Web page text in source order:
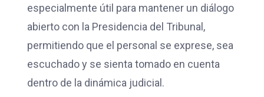
especialmente útil para mantener un diálogo
abierto con la Presidencia del Tribunal,
permitiendo que el personal se exprese, sea
escuchado y se sienta tomado en cuenta
dentro de la dinámica judicial.